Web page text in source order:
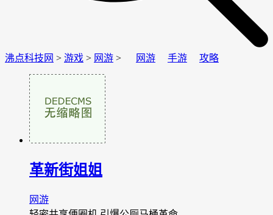
沸点科技网 > 游戏 > 网游 > 网游 手游 攻略
革新街姐姐
网游